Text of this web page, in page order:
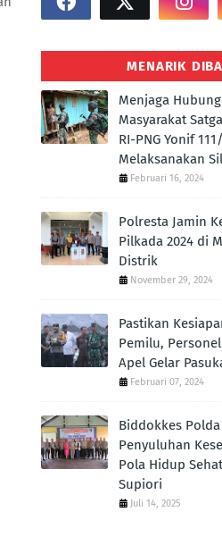
MENARIK
Menjaga
Masyarakat
RI-PNG Yonif
Melaksanakan
Februari 16, 2024
Polresta Jamin
Pilkada 2024 di
Distrik
November 29, 2024
Pastikan
Pemilu,
Apel Gelar
Februari 07, 2024
Biddokkes
Penyuluhan
Pola Hidup
Supiori
Juli 14, 2025